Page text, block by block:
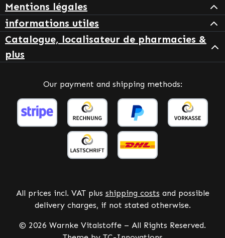
Mentions légales
informations utiles
Catalogue, localisateur de pharmacies &
plus
Our payment and shipping methods:
All prices incl. VAT plus shipping costs and possible
delivery charges, if not stated otherwise.
© 2026 Warnke Vitalstoffe – All Rights Reserved.